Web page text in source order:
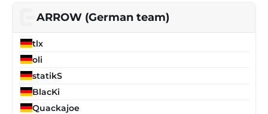
ARROW (German team)
tlx
oli
statikS
BlacKi
Quackajoe